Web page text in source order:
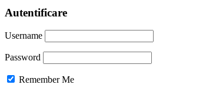
Autentificare
Username
Password
Remember Me